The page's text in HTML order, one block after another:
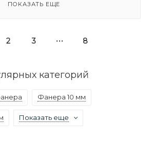
ПОКАЗАТЬ ЕЩЕ
2 3 8
категорий
Фанера 10 мм
Показать еще